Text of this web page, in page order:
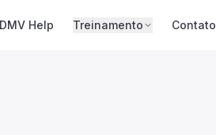
DMV Help Treinamento Contato